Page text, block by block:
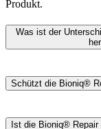
Produkt.
Was ist der
künstlichen
Dank ihrerleicht
Verfärbungen sich
Schützt die Bioniq®
(Lactoferrin und
Ist die Bioniq®